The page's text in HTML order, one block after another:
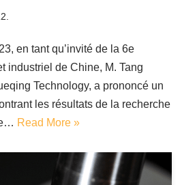
en tant qu’invité de la 6e
industriel de Chine, M. Tang
Technology, a prononcé un
les résultats de la recherche
Read More »